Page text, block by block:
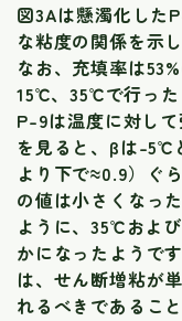
図3Aは懸濁化した
な粘度の関係を示
なお、充填率は
15℃、35℃で行った
P-9は温度に対し
を見ると、βは-5℃
より下で≈0.9）ぐ
の値は小さくなっ
ように、35℃およ
かになったようで
は、せん断増粘が
れるべきであるこ